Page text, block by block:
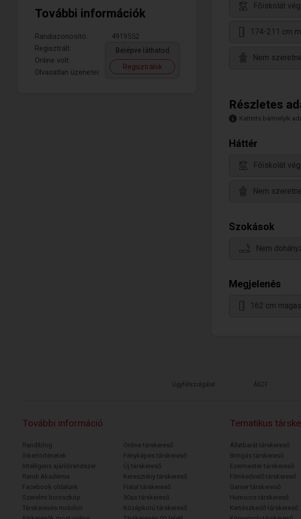
További információk
Randiazonosító:
4919552
Regisztrált:
Online volt:
Olvasatlan üzenetei:
Belépve láthatod
Regisztrálok
Főiskolát
174-211 cm
Nem
Részletes
Kattints bármelyik
Háttér
Főiskolát
Nem
Szokások
Nem
Megjelenés
162 cm magas
Ügyfélszolgálat ÁSZF
További információ
Randiblog
Sikertörténetek
Intelligens ajánlórendszer
Randi Akadémia
Facebook oldalunk
Szerelmi horoszkóp
Társkeresés mobilon
Online társkereső
Fényképes társkereső
Új társkereső
Keresztény társkereső
Fiatal társkereső
30as társkereső
Középkorú társkereső
Tematikus
Állatbarát társkereső
Bringás társkereső
Ezermester társkereső
Filmkedvelő társkereső
Gamer társkereső
Humoros társkereső
Kertészkedő társkereső